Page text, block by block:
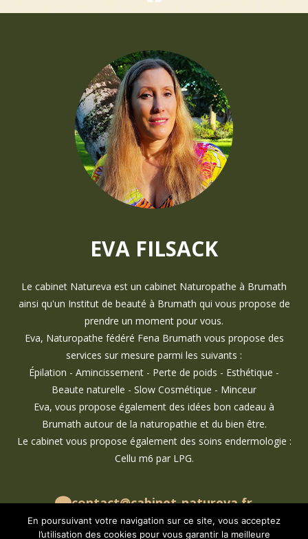
EVA FILSACK
Le cabinet Natureva est un cabinet Naturopathe à Brumath
ainsi qu'un Institut de beauté à Brumath qui vous propose de
prendre un moment pour vous.
Eva, Naturopathe fédéré Fena Brumath vous propose des
services sur mesure parmi les suivants :
Épilation - Amincissement - Perte de poids - Esthétique -
Beaute naturelle - Slow Cosmétique - Minceur
Eva, vous propose également des idées bon cadeau à
Brumath autour de la naturopathie et du bien être.
Le cabinet vous propose également des soins endermologie :
Cellu m6 par LPG.
contact@cabinet-natureva.fr
07 69 29 99 59
En poursuivant votre navigation sur ce site, vous acceptez
l’utilisation des cookies pour vous garantir la meilleure